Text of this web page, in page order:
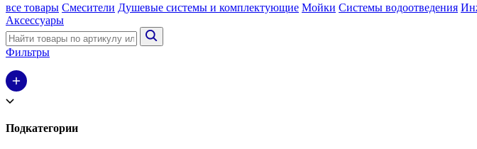
все товары Смесители Душевые системы и комплектующие Мойки Системы водоотведения
Аксессуары
Фильтры
Подкатегории